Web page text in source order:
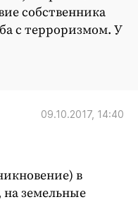
собственника
с терроризмом. У
09.10.2017, 14:40
в
земельные